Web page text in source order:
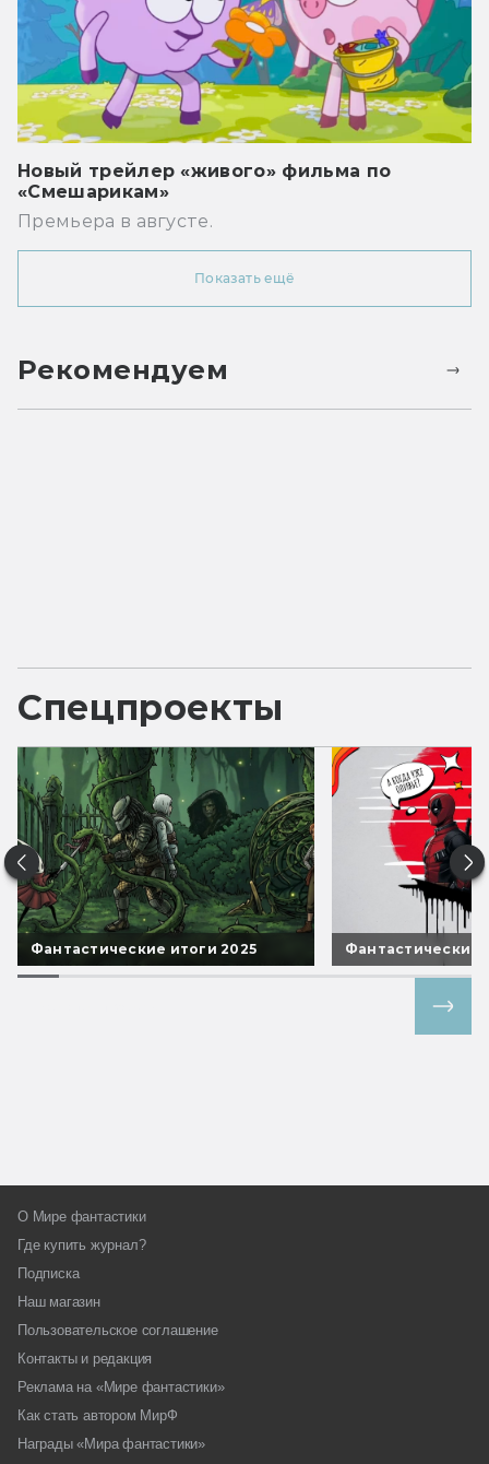
Новый трейлер «живого» фильма по
«Смешарикам»
Премьера в августе.
Показать ещё
Рекомендуем
Спецпроекты
Фантастические итоги 2025 Фантастические
О Мире фантастики
Где купить журнал?
Подписка
Наш магазин
Пользовательское соглашение
Контакты и редакция
Реклама на «Мире фантастики»
Как стать автором МирФ
Награды «Мира фантастики»